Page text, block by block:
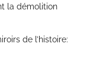
la démolition
de l’histoire: